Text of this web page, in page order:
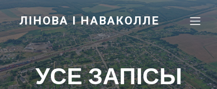
ЛІНОВА І НАВАКОЛЛЕ
УСЕ ЗАПІСЫ